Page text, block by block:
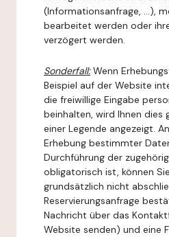
(Informationsanfrage, ...),
bearbeitet werden oder
verzögert werden.
Sonderfall:Wenn
Beispiel auf der Website
die freiwillige Eingabe
beinhalten, wird Ihnen dies
einer Legende angezeigt.
Erhebung bestimmter
Durchführung der
obligatorisch ist, können
grundsätzlich nicht
Reservierungsanfrage
Nachricht über das
Website senden) und eine